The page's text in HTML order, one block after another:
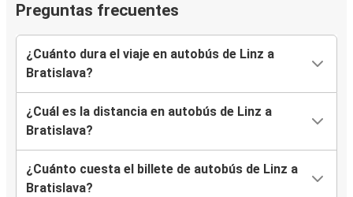
Preguntas frecuentes
¿Cuánto dura el viaje en autobús de Linz a
Bratislava?
¿Cuál es la distancia en autobús de Linz a
Bratislava?
¿Cuánto cuesta el billete de autobús de Linz a
Bratislava?